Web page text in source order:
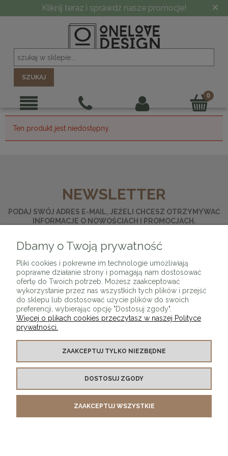
Kliknij teraz i sprawdź nasze promocje! ×
SZUKAJ
Ten produkt jest niedostępny.
NEWSLETTER
PODAJ SWÓJ ADRES E-MAIL, JEŻELI CHCESZ OTRZYMYWAĆ
INFORMACJE O NOWOŚCIACH I PROMOCJACH.
KONTAKT Z NAMI
MOJE KONTO
Dbamy o Twoją prywatność
Pliki cookies i pokrewne im technologie umożliwiają
poprawne działanie strony i pomagają nam dostosować
ofertę do Twoich potrzeb. Możesz zaakceptować
wykorzystanie przez nas wszystkich tych plików i przejść
do sklepu lub dostosować użycie plików do swoich
preferencji, wybierając opcję "Dostosuj zgody".
Więcej o plikach cookies przeczytasz w naszej Polityce
prywatności.
ZAAKCEPTUJ TYLKO NIEZBĘDNE
DOSTOSUJ ZGODY
ZAAKCEPTUJ WSZYSTKIE